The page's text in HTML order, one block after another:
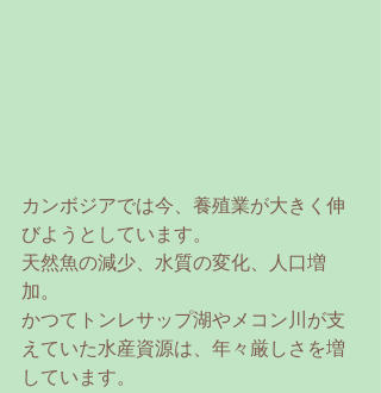
カンボジアでは今、養殖業が大きく伸
びようとしています。
天然魚の減少、水質の変化、人口増
加。
かつてトンレサップ湖やメコン川が支
えていた水産資源は、年々厳しさを増
しています。